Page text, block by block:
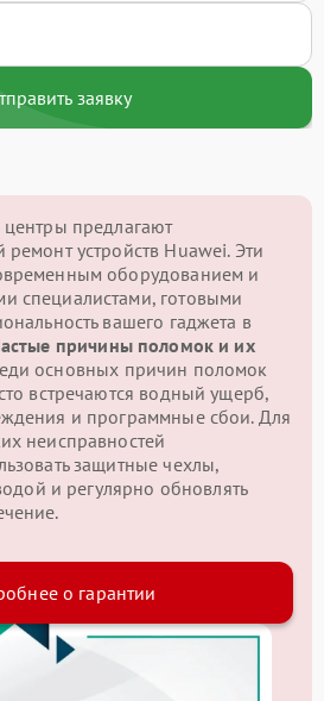
заявку
предлагают
устройств Huawei. Эти
оборудованием и
специалистами, готовыми
вашего гаджета в
причины поломок и их
основных причин поломок
встречаются водный ущерб,
и программные сбои. Для
неисправностей
защитные чехлы,
и регулярно обновлять
о гарантии